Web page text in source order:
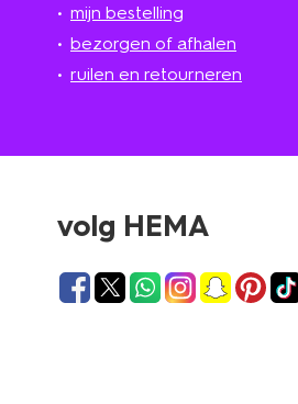
mijn bestelling
bezorgen of afhalen
ruilen en retourneren
volg HEMA